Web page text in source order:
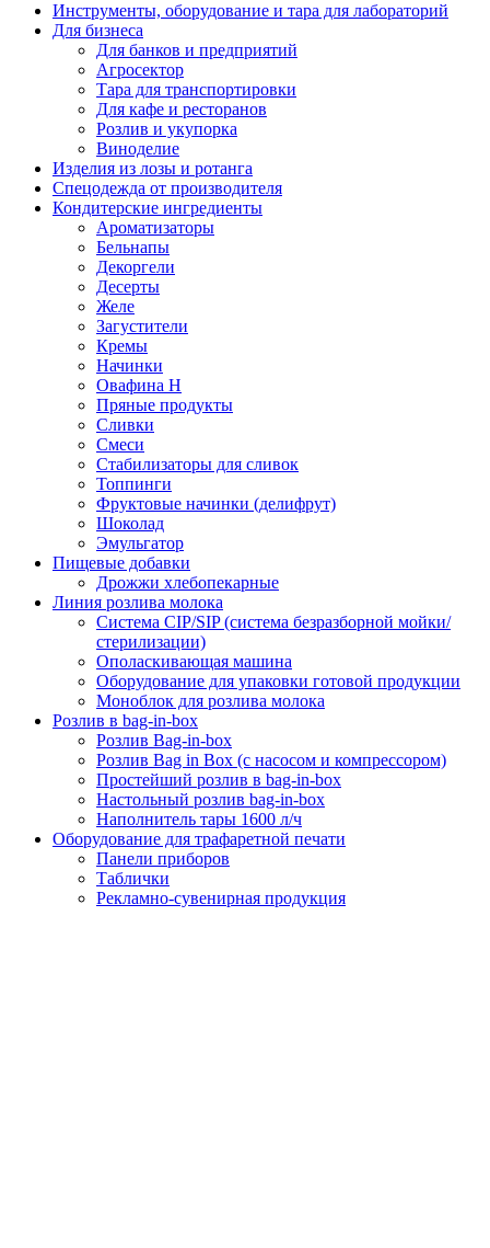
Инструменты, оборудование и тара для лабораторий
Для бизнеса
Для банков и предприятий
Агросектор
Тара для транспортировки
Для кафе и ресторанов
Розлив и укупорка
Виноделие
Изделия из лозы и ротанга
Спецодежда от производителя
Кондитерские ингредиенты
Ароматизаторы
Бельнапы
Декоргели
Десерты
Желe
Загустители
Кремы
Начинки
Овафина Н
Пряные продукты
Сливки
Смеси
Стабилизаторы для сливок
Топпинги
Фруктовые начинки (делифрут)
Шоколад
Эмульгатор
Пищевые добавки
Дрожжи хлебопекарные
Линия розлива молока
Система CIP/SIP (система безразборной мойки/
стерилизации)
Ополаскивающая машина
Оборудование для упаковки готовой продукции
Моноблок для розлива молока
Розлив в bag-in-box
Розлив Bag-in-box
Розлив Bag in Box (с насосом и компрессором)
Простейший розлив в bag-in-box
Настольный розлив bag-in-box
Наполнитель тары 1600 л/ч
Оборудование для трафаретной печати
Панели приборов
Таблички
Рекламно-сувенирная продукция